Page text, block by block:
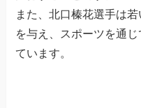
また、北口榛花選手は
を与え、スポーツを通
ています。